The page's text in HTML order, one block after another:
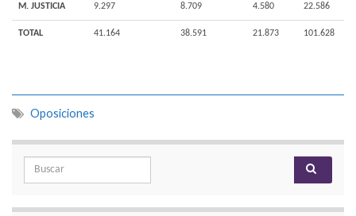
M. JUSTICIA 9.297 8.709 4.580 22.586
TOTAL 41.164 38.591 21.873 101.628
Oposiciones
Search for: